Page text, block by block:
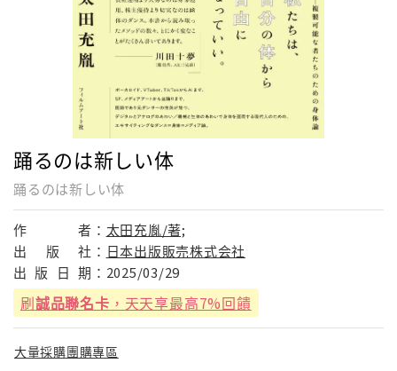
踊るのは新しい体
踊るのは新しい体
作 者： 太田充胤/著;
出
版 社： 日本出版販売株式会社
出 版 日 期： 2025/03/29
刷誠品聯名卡 ，天天享最高7%回饋
大量採購團購專區